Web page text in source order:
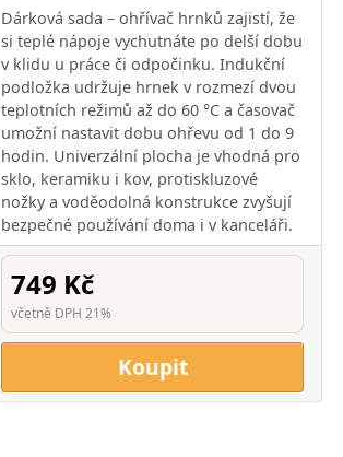
Dárková sada – ohřívač hrnků zajistí, že
si teplé nápoje vychutnáte po delší dobu
v klidu u práce či odpočinku. Indukční
podložka udržuje hrnek v rozmezí dvou
teplotních režimů až do 60 °C a časovač
umožní nastavit dobu ohřevu od 1 do 9
hodin. Univerzální plocha je vhodná pro
sklo, keramiku i kov, protiskluzové
nožky a voděodolná konstrukce zvyšují
bezpečné používání doma i v kanceláři.
749 Kč
včetně DPH 21%
Koupit